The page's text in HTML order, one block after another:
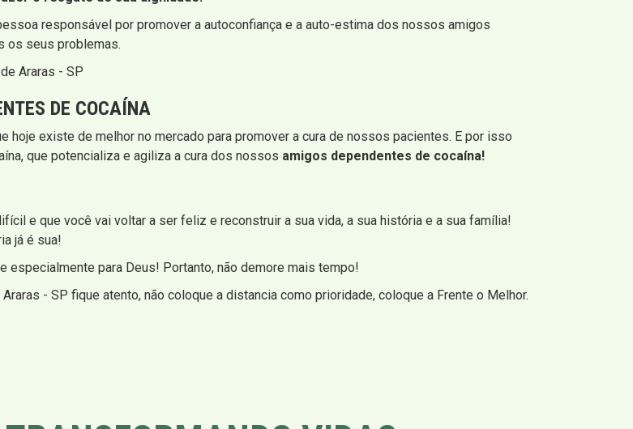
responsável por promover a autoconfiança e a auto-estima dos nossos amigos
os seus problemas.
Araras - SP
DE COCAÍNA
hoje existe de melhor no mercado para promover a cura de nossos pacientes. E por isso
que potencializa e agiliza a cura dos nossos amigos dependentes de cocaína!
e que você vai voltar a ser feliz e reconstruir a sua vida, a sua história e a sua família!
já é sua!
especialmente para Deus! Portanto, não demore mais tempo!
- SP fique atento, não coloque a distancia como prioridade, coloque a Frente o Melhor.